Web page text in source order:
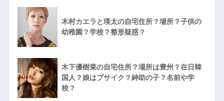
木村カエラと瑛太の自宅住所？場所？子供の
幼稚園？学校？整形疑惑？
木下優樹菜の自宅住所？場所は豊州？在日韓
国人？娘はブサイク？紳助の子？名前や学
校？